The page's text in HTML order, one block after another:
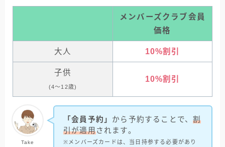
メンバーズクラブ会員
価格
大人 10%割引
子供
(4～12歳)
10%割引
Take
「会員予約」 から予約することで、割
引が適用されます。
※メンバーズカードは、当日持参する必要があり